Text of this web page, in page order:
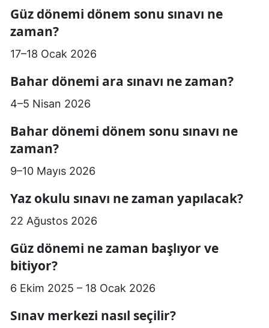
Güz dönemi dönem sonu sınavı ne
zaman?
17–18 Ocak 2026
Bahar dönemi ara sınavı ne zaman?
4–5 Nisan 2026
Bahar dönemi dönem sonu sınavı ne
zaman?
9–10 Mayıs 2026
Yaz okulu sınavı ne zaman yapılacak?
22 Ağustos 2026
Güz dönemi ne zaman başlıyor ve
bitiyor?
6 Ekim 2025 – 18 Ocak 2026
Sınav merkezi nasıl seçilir?